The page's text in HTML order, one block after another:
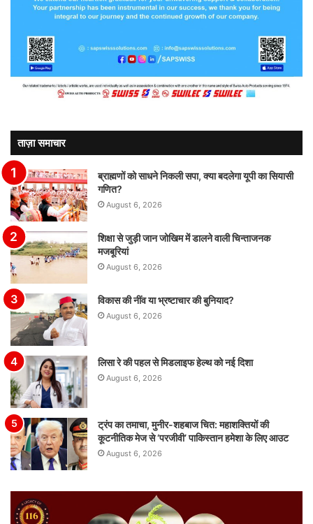
ताज़ा समाचार
ब्राह्मणों को साधने निकली सपा, क्या बदलेगा यूपी का सियासी
गणित?
August 6, 2026
शिक्षा से जुड़ी जान जोखिम में डालने वाली चिन्ताजनक
मजबूरियां
August 6, 2026
विकास की नींव या भ्रष्टाचार की बुनियाद?
August 6, 2026
लिसा रे की पहल से मिडलाइफ हेल्थ को नई दिशा
August 6, 2026
ट्रंप का तमाचा, मुनीर-शहबाज चित: महाशक्तियों की
कूटनीतिक मेज से ‘परजीवी’ पाकिस्तान हमेशा के लिए आउट
August 6, 2026